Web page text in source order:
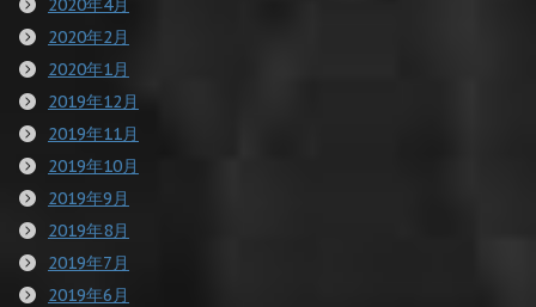
2020年4月
2020年2月
2020年1月
2019年12月
2019年11月
2019年10月
2019年9月
2019年8月
2019年7月
2019年6月